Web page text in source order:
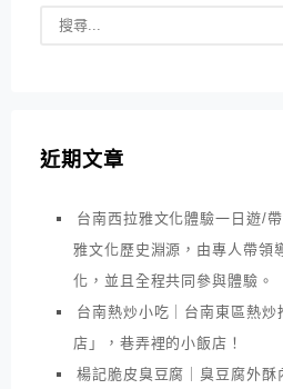
近期文章
台南西拉雅文化體驗一日遊/
雅文化歷史淵源，由專人帶領
化，並且全程共同參與體驗。
台南熱炒小吃｜台南東區熱炒
店」，巷弄裡的小飯店！
楊記脆皮臭豆腐｜臭豆腐外酥